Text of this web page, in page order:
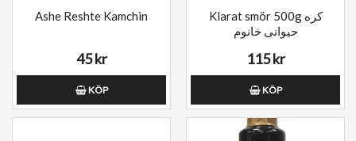
Ashe Reshte Kamchin
45 kr
KÖP
Klarat smör 500g کره
حیوانی خانوم
115 kr
KÖP